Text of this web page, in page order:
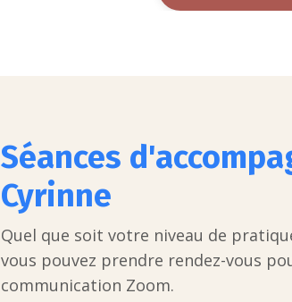
Séances
Cyrinne
Quel que soit votre niveau de
vous pouvez prendre rendez-vous
communication Zoom.